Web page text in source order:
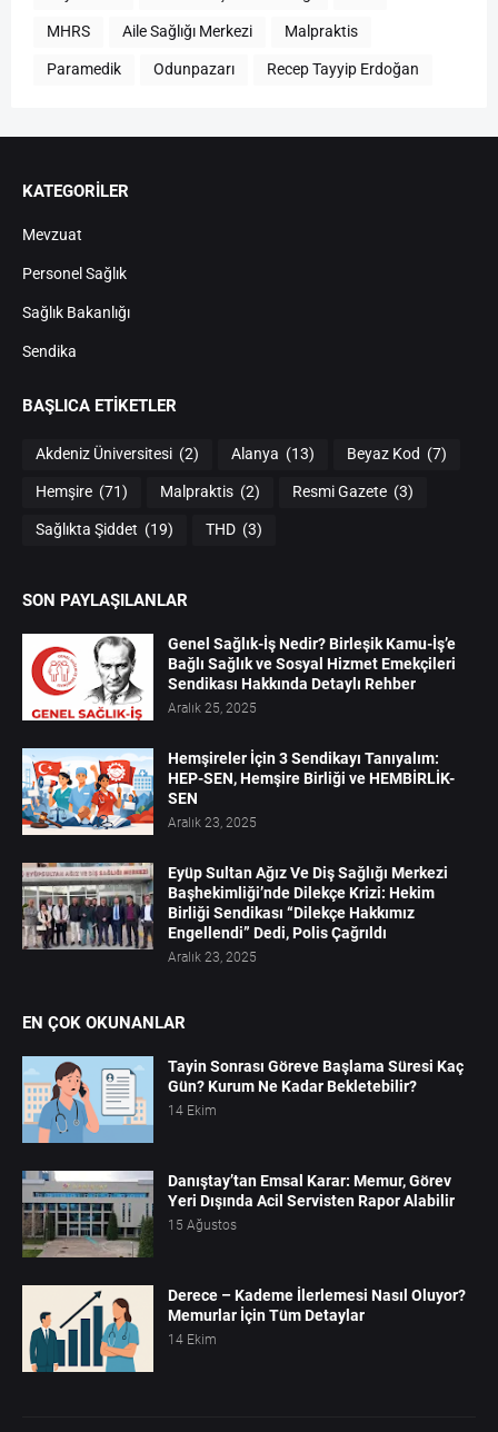
MHRS Aile Sağlığı Merkezi Malpraktis
Paramedik Odunpazarı Recep Tayyip Erdoğan
KATEGORİLER
Mevzuat
Personel Sağlık
Sağlık Bakanlığı
Sendika
BAŞLICA ETIKETLER
Akdeniz Üniversitesi (2) Alanya (13) Beyaz Kod (7)
Hemşire (71) Malpraktis (2) Resmi Gazete (3)
Sağlıkta Şiddet (19) THD (3)
SON PAYLAŞILANLAR
Genel Sağlık-İş Nedir? Birleşik Kamu-İş’e
Bağlı Sağlık ve Sosyal Hizmet Emekçileri
Sendikası Hakkında Detaylı Rehber
Aralık 25, 2025
Hemşireler İçin 3 Sendikayı Tanıyalım:
HEP-SEN, Hemşire Birliği ve HEMBİRLİK-
SEN
Aralık 23, 2025
Eyüp Sultan Ağız Ve Diş Sağlığı Merkezi
Başhekimliği’nde Dilekçe Krizi: Hekim
Birliği Sendikası “Dilekçe Hakkımız
Engellendi” Dedi, Polis Çağrıldı
Aralık 23, 2025
EN ÇOK OKUNANLAR
Tayin Sonrası Göreve Başlama Süresi Kaç
Gün? Kurum Ne Kadar Bekletebilir?
14 Ekim
Danıştay’tan Emsal Karar: Memur, Görev
Yeri Dışında Acil Servisten Rapor Alabilir
15 Ağustos
Derece – Kademe İlerlemesi Nasıl Oluyor?
Memurlar İçin Tüm Detaylar
14 Ekim